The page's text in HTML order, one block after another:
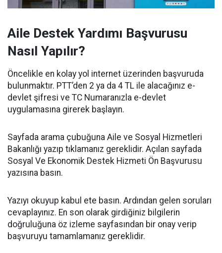
Aile Destek Yardımı Başvurusu
Nasıl Yapılır?
Öncelikle en kolay yol internet üzerinden başvuruda
bulunmaktır. PTT’den 2 ya da 4 TL ile alacağınız e-
devlet şifresi ve TC Numaranızla e-devlet
uygulamasına girerek başlayın.
Sayfada arama çubuğuna Aile ve Sosyal Hizmetleri
Bakanlığı yazıp tıklamanız gereklidir. Açılan sayfada
Sosyal Ve Ekonomik Destek Hizmeti Ön Başvurusu
yazısına basın.
Yazıyı okuyup kabul ete basın. Ardından gelen soruları
cevaplayınız. En son olarak girdiğiniz bilgilerin
doğruluğuna öz izleme sayfasından bir onay verip
başvuruyu tamamlamanız gereklidir.